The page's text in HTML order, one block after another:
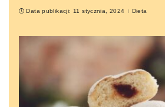
Data publikacji: 11 stycznia, 2024 Dieta